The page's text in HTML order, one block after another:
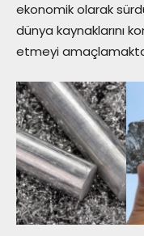
ekonomik olarak
dünya kaynaklarını
etmeyi